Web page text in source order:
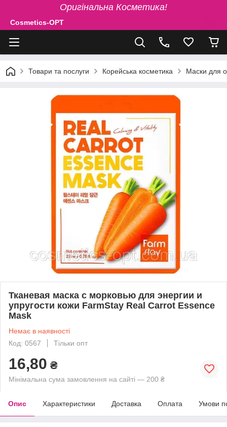
Оригінальна Косметика!
Cosmetics-OPT
Товари та послуги Корейська косметика Маски для
Тканевая маска с морковью для энергии и
упругости кожи FarmStay Real Carrot Essence
Mask
Немає в наявності
Код: 0567
Тільки опт
16,80 ₴
Мінімальна сума замовлення на сайті — 200 ₴
Опис Характеристики Доставка Оплата Умови